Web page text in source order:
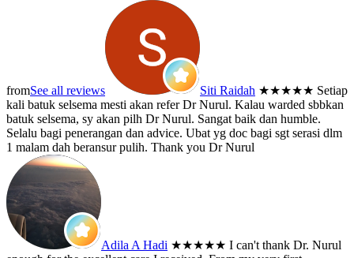
fromSee all reviews Siti Raidah ★★★★★ Setiap
kali batuk selsema mesti akan refer Dr Nurul. Kalau warded sbbkan
batuk selsema, sy akan pilh Dr Nurul. Sangat baik dan humble.
Selalu bagi penerangan dan advice. Ubat yg doc bagi sgt serasi dlm
1 malam dah beransur pulih. Thank you Dr Nurul
Adila A Hadi ★★★★★ I can't thank Dr. Nurul